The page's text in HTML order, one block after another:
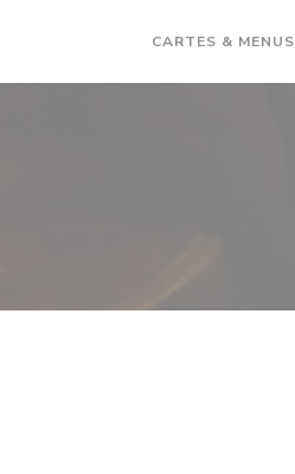
de vos choix en matière de cookies
CARTES & MENUS